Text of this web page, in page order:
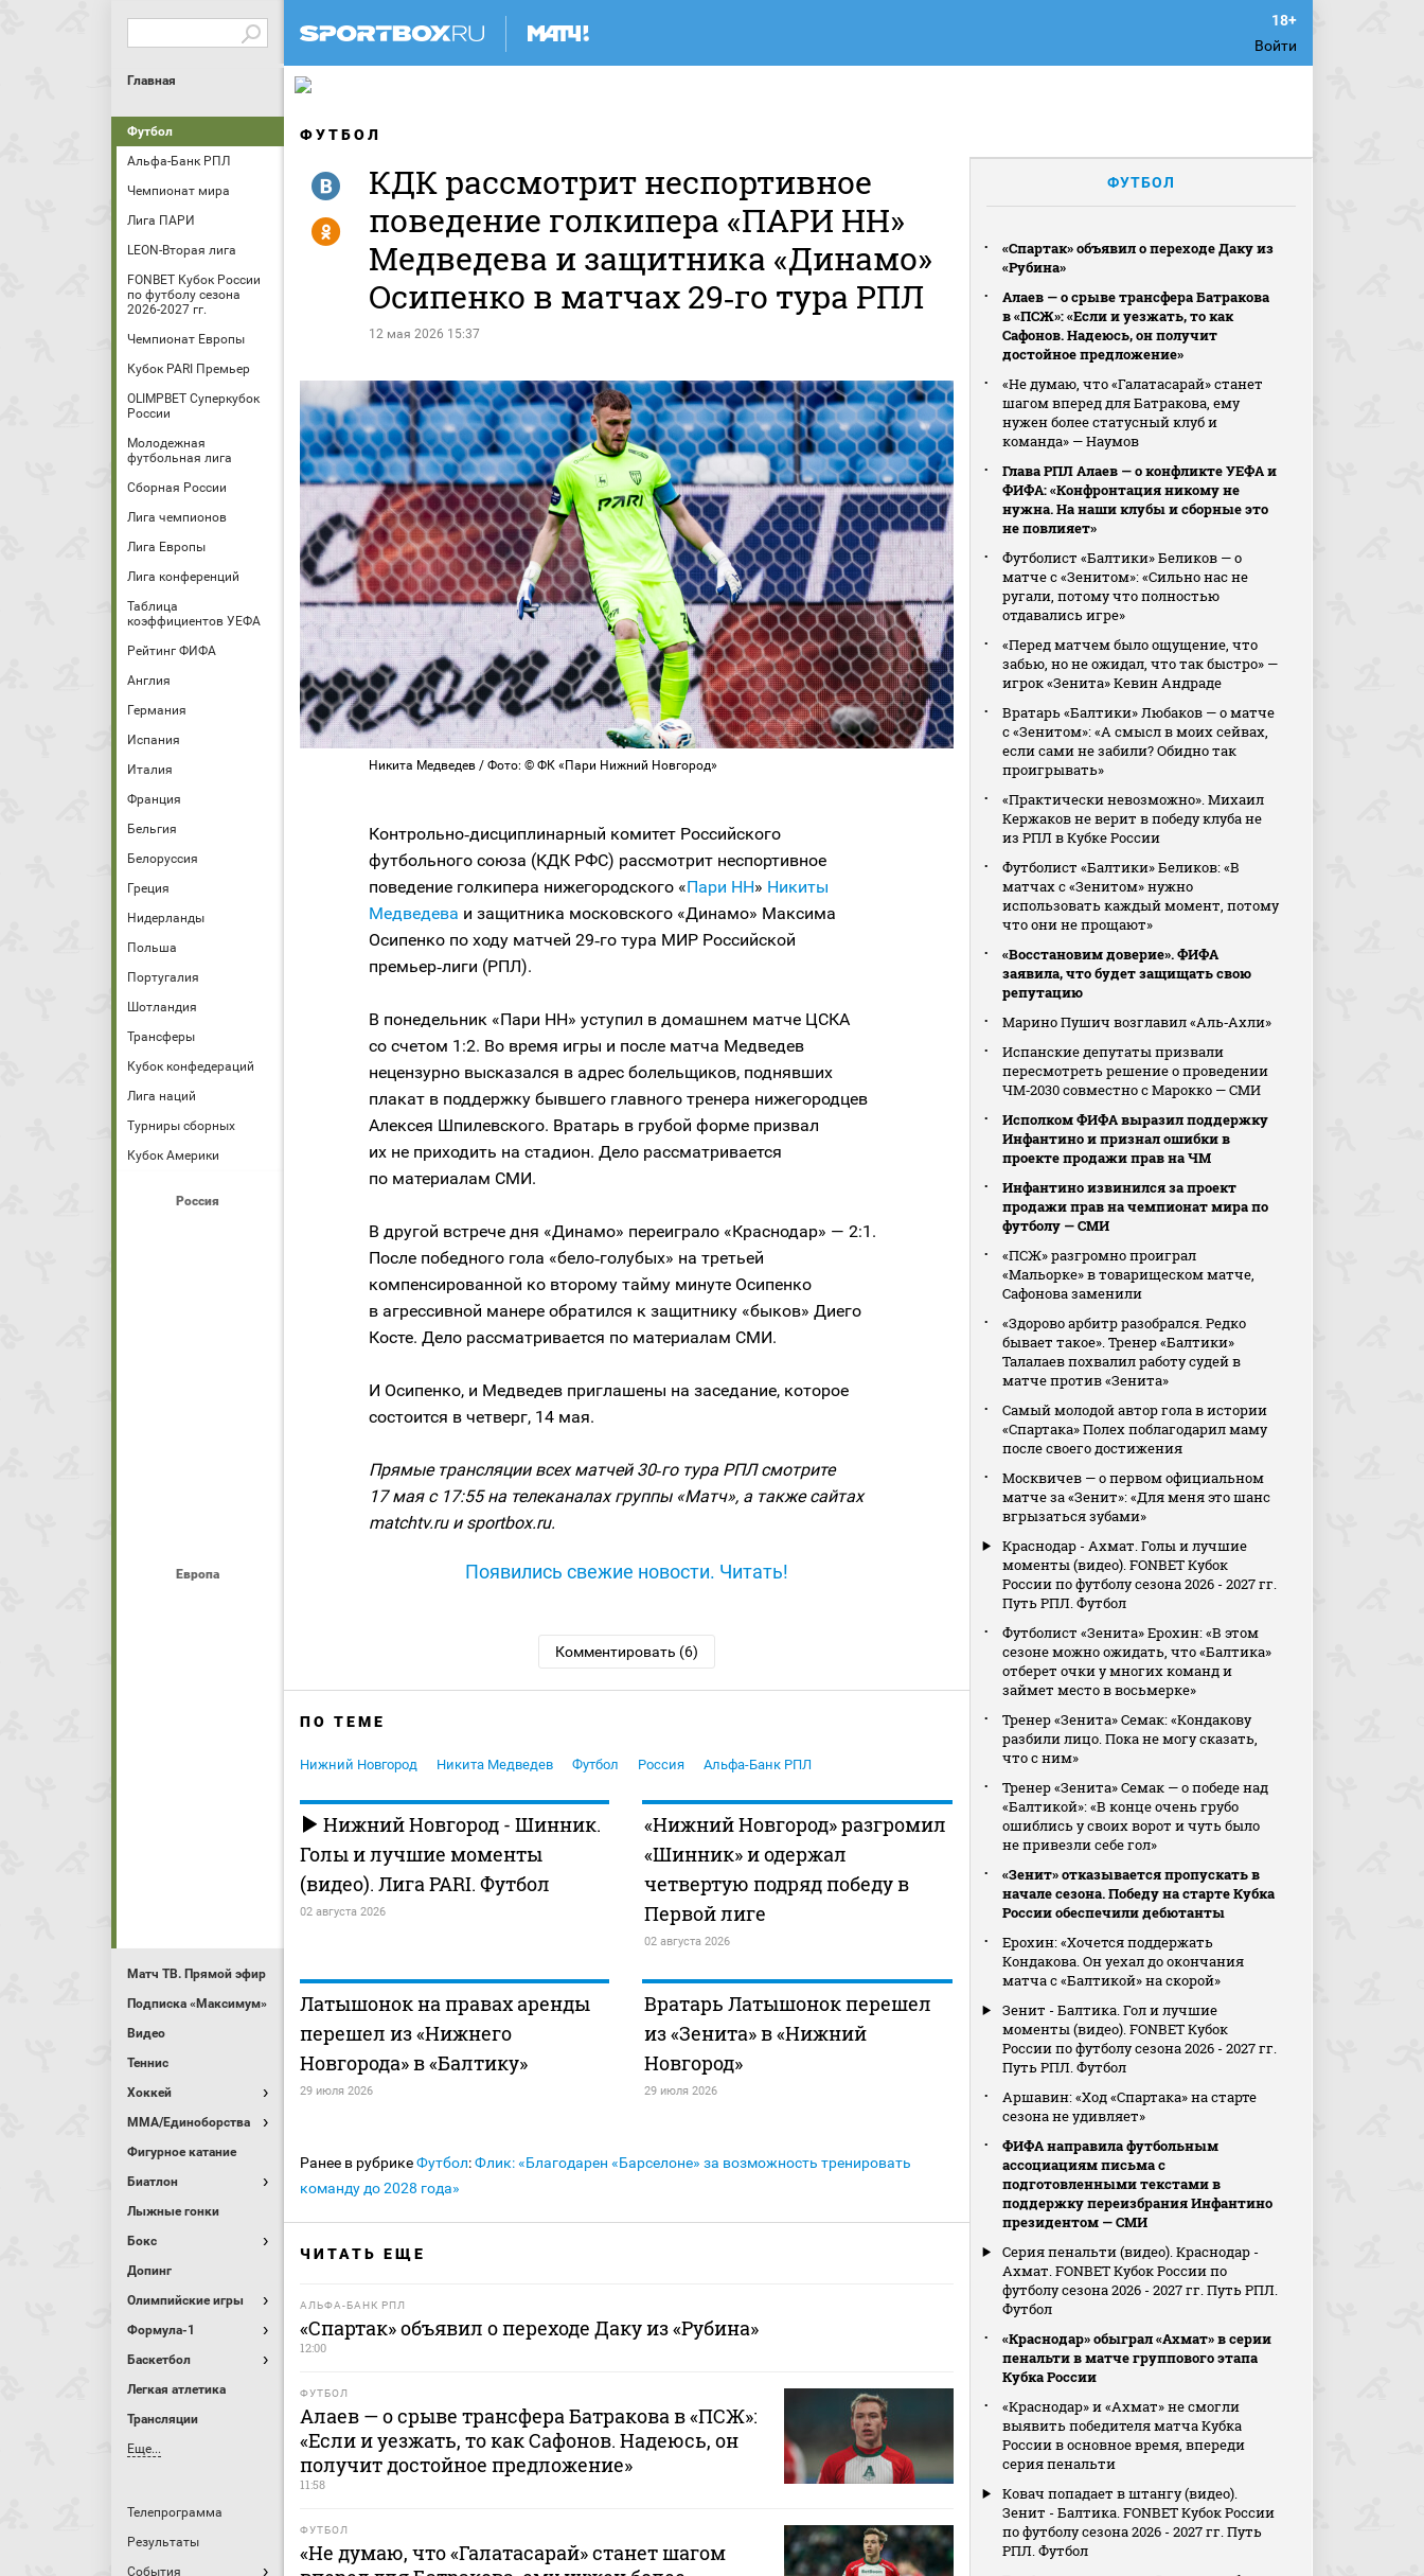
Войти
Главная
Футбол
Альфа-Банк РПЛ
Чемпионат мира
Лига ПАРИ
LEON-Вторая лига
FONBET Кубок России
по футболу сезона
2026-2027 гг.
Чемпионат Европы
Кубок PARI Премьер
OLIMPBET Суперкубок
России
Молодежная
футбольная лига
Сборная России
Лига чемпионов
Лига Европы
Лига конференций
Таблица
коэффициентов УЕФА
Рейтинг ФИФА
Англия
Германия
Испания
Италия
Франция
Бельгия
Белоруссия
Греция
Нидерланды
Польша
Португалия
Шотландия
Трансферы
Кубок конфедераций
Лига наций
Турниры сборных
Кубок Америки
Россия
Европа
Матч ТВ. Прямой эфир
Подписка «Максимум»
Видео
Теннис
Хоккей
MMA/Единоборства
Фигурное катание
Биатлон
Лыжные гонки
Бокс
Допинг
Олимпийские игры
Формула-1
Баскетбол
Легкая атлетика
Трансляции
Еще...
Телепрограмма
Результаты
События
ФУТБОЛ
КДК рассмотрит неспортивное
поведение голкипера «ПАРИ НН»
Медведева и защитника «Динамо»
Осипенко в матчах 29‑го тура РПЛ
12 мая 2026 15:37
R
Y
Никита Медведев / Фото: © ФК «Пари Нижний Новгород»
Контрольно‑дисциплинарный комитет Российского
футбольного союза (КДК РФС) рассмотрит неспортивное
поведение голкипера нижегородского «Пари НН» Никиты
Медведева и защитника московского «Динамо» Максима
Осипенко по ходу матчей 29‑го тура МИР Российской
премьер‑лиги (РПЛ).
В понедельник «Пари НН» уступил в домашнем матче ЦСКА
со счетом 1:2. Во время игры и после матча Медведев
нецензурно высказался в адрес болельщиков, поднявших
плакат в поддержку бывшего главного тренера нижегородцев
Алексея Шпилевского. Вратарь в грубой форме призвал
их не приходить на стадион. Дело рассматривается
по материалам СМИ.
В другой встрече дня «Динамо» переиграло «Краснодар» — 2:1.
После победного гола «бело‑голубых» на третьей
компенсированной ко второму тайму минуте Осипенко
в агрессивной манере обратился к защитнику «быков» Диего
Косте. Дело рассматривается по материалам СМИ.
И Осипенко, и Медведев приглашены на заседание, которое
состоится в четверг, 14 мая.
Прямые трансляции всех матчей 30‑го тура РПЛ смотрите
17 мая с 17:55 на телеканалах группы «Матч», а также сайтах
matchtv.ru и sportbox.ru.
Появились свежие новости. Читать!
Комментировать (6)
ПО ТЕМЕ
Нижний Новгород Никита Медведев Футбол Россия Альфа-Банк РПЛ
Нижний Новгород - Шинник.
Голы и лучшие моменты
(видео). Лига PARI. Футбол
02 августа 2026
«Нижний Новгород» разгромил
«Шинник» и одержал
четвертую подряд победу в
Первой лиге
02 августа 2026
Латышонок на правах аренды
перешел из «Нижнего
Новгорода» в «Балтику»
29 июля 2026
Вратарь Латышонок перешел
из «Зенита» в «Нижний
Новгород»
29 июля 2026
Ранее в рубрикеФутбол:Флик: «Благодарен «Барселоне» за возможность тренировать
команду до 2028 года»
ЧИТАТЬ ЕЩЕ
АЛЬФА-БАНК РПЛ
«Спартак» объявил о переходе Даку из «Рубина»
12:00
ФУТБОЛ
Алаев — о срыве трансфера Батракова в «ПСЖ»:
«Если и уезжать, то как Сафонов. Надеюсь, он
получит достойное предложение»
11:58
ФУТБОЛ
«Не думаю, что «Галатасарай» станет шагом
ФУТБОЛ
«Спартак» объявил о переходе Даку из
«Рубина»
Алаев — о срыве трансфера Батракова
в «ПСЖ»: «Если и уезжать, то как
Сафонов. Надеюсь, он получит
достойное предложение»
«Не думаю, что «Галатасарай» станет
шагом вперед для Батракова, ему
нужен более статусный клуб и
команда» — Наумов
Глава РПЛ Алаев — о конфликте УЕФА и
ФИФА: «Конфронтация никому не
нужна. На наши клубы и сборные это
не повлияет»
Футболист «Балтики» Беликов — о
матче с «Зенитом»: «Сильно нас не
ругали, потому что полностью
отдавались игре»
«Перед матчем было ощущение, что
забью, но не ожидал, что так быстро» —
игрок «Зенита» Кевин Андраде
Вратарь «Балтики» Любаков — о матче
с «Зенитом»: «А смысл в моих сейвах,
если сами не забили? Обидно так
проигрывать»
«Практически невозможно». Михаил
Кержаков не верит в победу клуба не
из РПЛ в Кубке России
Футболист «Балтики» Беликов: «В
матчах с «Зенитом» нужно
использовать каждый момент, потому
что они не прощают»
«Восстановим доверие». ФИФА
заявила, что будет защищать свою
репутацию
Марино Пушич возглавил «Аль‑Ахли»
Испанские депутаты призвали
пересмотреть решение о проведении
ЧМ‑2030 совместно с Марокко — СМИ
Исполком ФИФА выразил поддержку
Инфантино и признал ошибки в
проекте продажи прав на ЧМ
Инфантино извинился за проект
продажи прав на чемпионат мира по
футболу — СМИ
«ПСЖ» разгромно проиграл
«Мальорке» в товарищеском матче,
Сафонова заменили
«Здорово арбитр разобрался. Редко
бывает такое». Тренер «Балтики»
Талалаев похвалил работу судей в
матче против «Зенита»
Самый молодой автор гола в истории
«Спартака» Полех поблагодарил маму
после своего достижения
Москвичев — о первом официальном
матче за «Зенит»: «Для меня это шанс
вгрызаться зубами»
Краснодар - Ахмат. Голы и лучшие
моменты (видео). FONBET Кубок
России по футболу сезона 2026 - 2027 гг.
Путь РПЛ. Футбол
Футболист «Зенита» Ерохин: «В этом
сезоне можно ожидать, что «Балтика»
отберет очки у многих команд и
займет место в восьмерке»
Тренер «Зенита» Семак: «Кондакову
разбили лицо. Пока не могу сказать,
что с ним»
Тренер «Зенита» Семак — о победе над
«Балтикой»: «В конце очень грубо
ошиблись у своих ворот и чуть было
не привезли себе гол»
«Зенит» отказывается пропускать в
начале сезона. Победу на старте Кубка
России обеспечили дебютанты
Ерохин: «Хочется поддержать
Кондакова. Он уехал до окончания
матча с «Балтикой» на скорой»
Зенит - Балтика. Гол и лучшие
моменты (видео). FONBET Кубок
России по футболу сезона 2026 - 2027 гг.
Путь РПЛ. Футбол
Аршавин: «Ход «Спартака» на старте
сезона не удивляет»
ФИФА направила футбольным
ассоциациям письма с
подготовленными текстами в
поддержку переизбрания Инфантино
президентом — СМИ
Серия пенальти (видео). Краснодар -
Ахмат. FONBET Кубок России по
футболу сезона 2026 - 2027 гг. Путь РПЛ.
Футбол
«Краснодар» обыграл «Ахмат» в серии
пенальти в матче группового этапа
Кубка России
«Краснодар» и «Ахмат» не смогли
выявить победителя матча Кубка
России в основное время, впереди
серия пенальти
Ковач попадает в штангу (видео).
Зенит - Балтика. FONBET Кубок России
по футболу сезона 2026 - 2027 гг. Путь
РПЛ. Футбол